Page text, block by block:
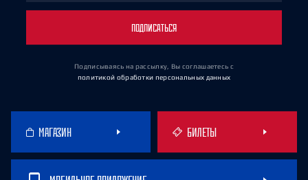
ПОДПИСАТЬСЯ
Подписываясь на рассылку, Вы соглашаетесь с
политикой обработки персональных данных
МАГАЗИН БИЛЕТЫ